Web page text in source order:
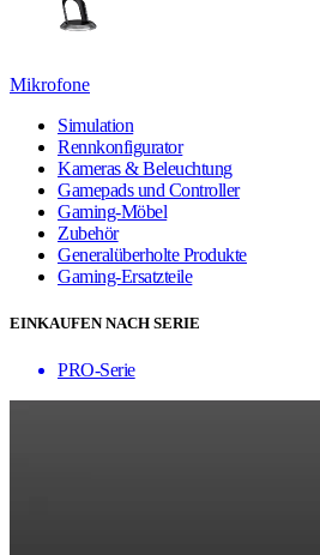
Mikrofone
Simulation
Rennkonfigurator
Kameras & Beleuchtung
Gamepads und Controller
Gaming-Möbel
Zubehör
Generalüberholte Produkte
Gaming-Ersatzteile
EINKAUFEN NACH SERIE
PRO-Serie